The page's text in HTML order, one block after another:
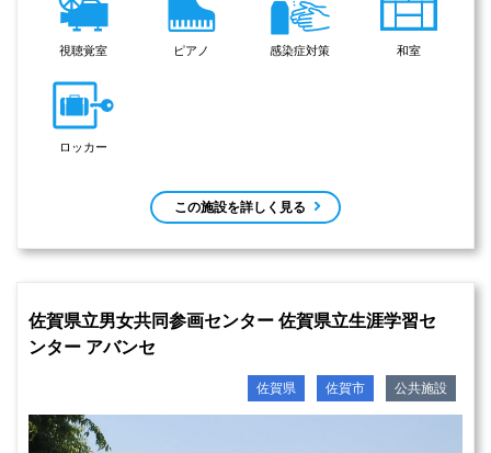
視聴覚室 ピアノ 感染症対策 和室
ロッカー
この施設を詳しく見る
佐賀県立男女共同参画センター 佐賀県立生涯学習セ
ンター アバンセ
佐賀県 佐賀市 公共施設